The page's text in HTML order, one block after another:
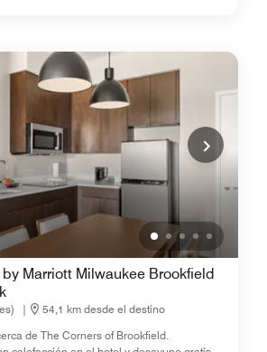
Marriott Milwaukee Brookfield
|
54,1 km desde el destino
de The Corners of Brookfield.